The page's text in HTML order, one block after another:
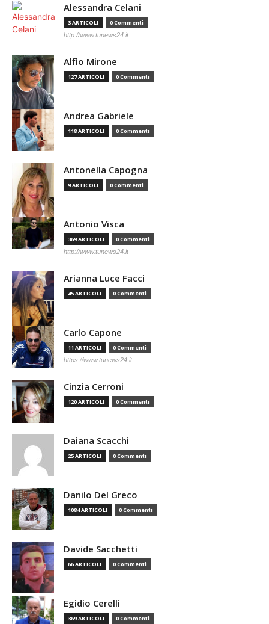
Alessandra Celani
3 ARTICOLI 0 Commenti
http://www.tunews24.it
Alfio Mirone
127 ARTICOLI 0 Commenti
Andrea Gabriele
118 ARTICOLI 0 Commenti
Antonella Capogna
9 ARTICOLI 0 Commenti
Antonio Visca
369 ARTICOLI 0 Commenti
http://www.tunews24.it
Arianna Luce Facci
45 ARTICOLI 0 Commenti
Carlo Capone
11 ARTICOLI 0 Commenti
https://www.tunews24.it
Cinzia Cerroni
120 ARTICOLI 0 Commenti
Daiana Scacchi
25 ARTICOLI 0 Commenti
Danilo Del Greco
1084 ARTICOLI 0 Commenti
Davide Sacchetti
66 ARTICOLI 0 Commenti
Egidio Cerelli
369 ARTICOLI 0 Commenti